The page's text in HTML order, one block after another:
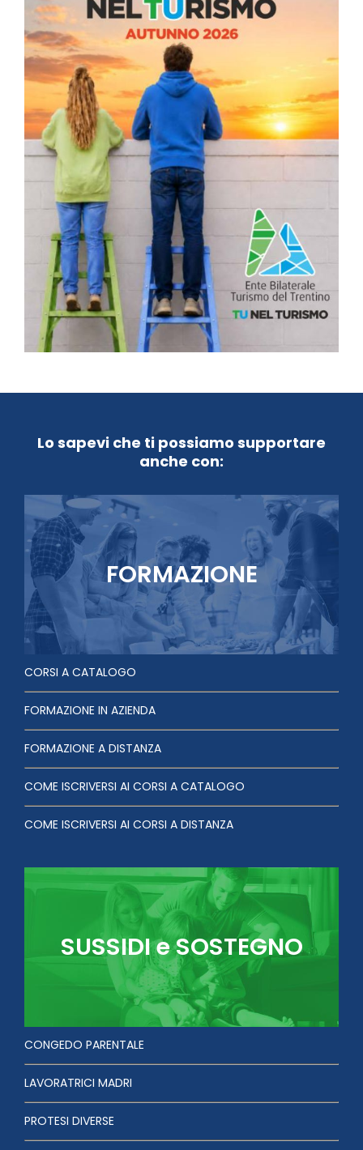
Lo sapevi che ti possiamo supportare
anche con:
FORMAZIONE
CORSI A CATALOGO
FORMAZIONE IN AZIENDA
FORMAZIONE A DISTANZA
COME ISCRIVERSI AI CORSI A CATALOGO
COME ISCRIVERSI AI CORSI A DISTANZA
SUSSIDI e SOSTEGNO
CONGEDO PARENTALE
LAVORATRICI MADRI
PROTESI DIVERSE